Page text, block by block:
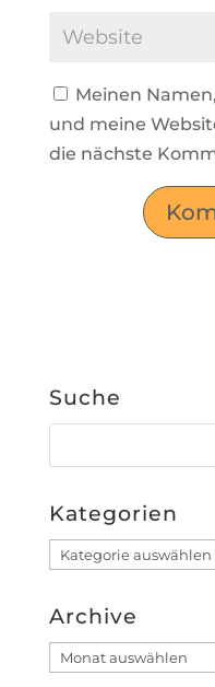
Meinen
und meine
die nächste
Suche
Kategorien
Kategorien
Archive
Archive